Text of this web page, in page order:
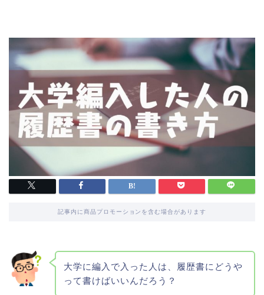
記事内に商品プロモーションを含む場合があります
大学に編入で入った人は、履歴書にどうや
って書けばいいんだろう？